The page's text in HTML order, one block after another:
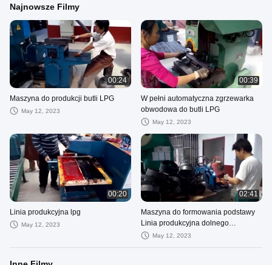
Najnowsze Filmy
00:24
Maszyna do produkcji butli LPG
May 12, 2023
00:39
W pełni automatyczna zgrzewarka
obwodowa do butli LPG
May 12, 2023
00:20
Linia produkcyjna lpg
May 12, 2023
02:41
Maszyna do formowania podstawy
Linia produkcyjna dolnego
pierścienia cylindra LPG
May 12, 2023